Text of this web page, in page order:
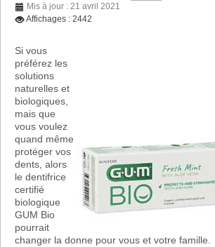
Mis à jour : 21 avril 2021
Affichages : 2442
Si vous
préférez les
solutions
naturelles et
biologiques,
mais que
vous voulez
quand même
protéger vos
dents, alors
le dentifrice
certifié
biologique
GUM Bio
pourrait
changer la donne pour vous et votre famille.